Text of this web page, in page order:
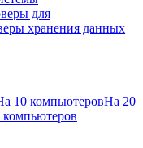
для
хранения данных
10 компьютеровНа 20